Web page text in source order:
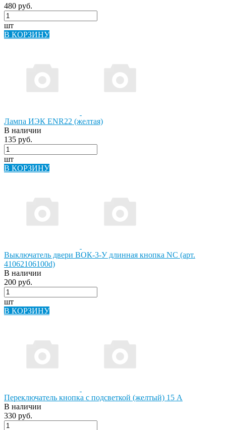
480 руб.
шт
В КОРЗИНУ
Лампа ИЭК ENR22 (желтая)
В наличии
135 руб.
шт
В КОРЗИНУ
Выключатель двери ВОК-3-У длинная кнопка NC (арт.
41062106100d)
В наличии
200 руб.
шт
В КОРЗИНУ
Переключатель кнопка с подсветкой (желтый) 15 А
В наличии
330 руб.